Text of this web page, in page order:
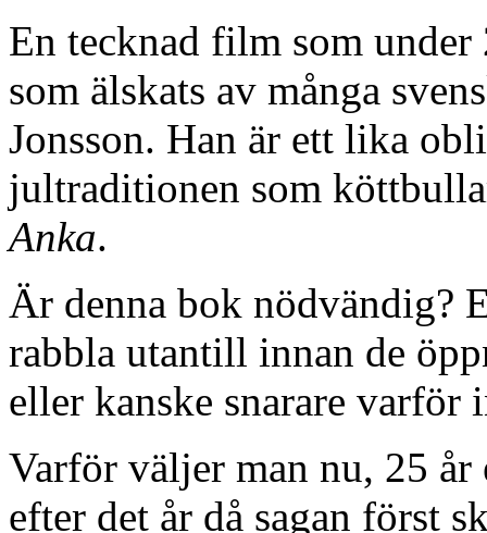
En tecknad film som
som älskats av många
Jonsson. Han är ett lika
jultraditionen som
Anka.
Är denna bok nödvändig?
rabbla utantill innan de
eller kanske snarare varför
Varför väljer man nu, 25
efter det år då sagan först